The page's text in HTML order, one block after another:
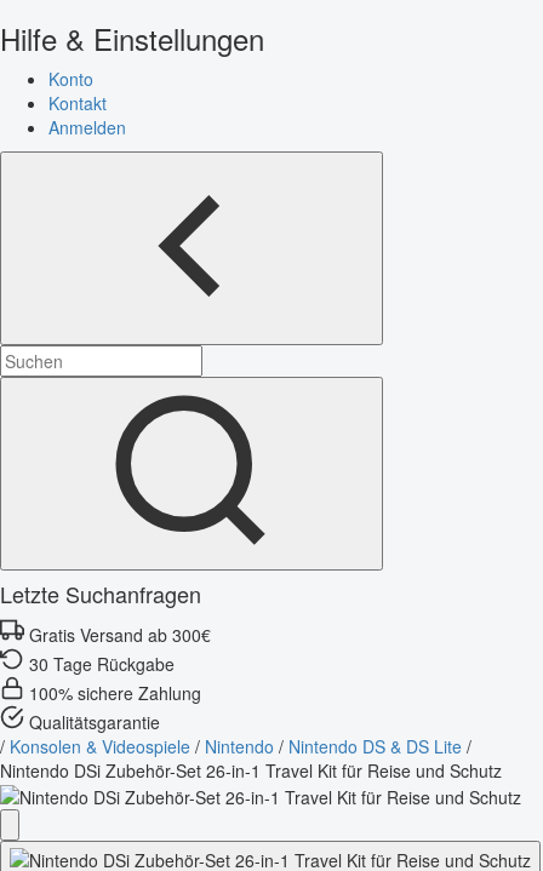
Hilfe & Einstellungen
Konto
Kontakt
Anmelden
Letzte Suchanfragen
Gratis Versand ab 300€
30 Tage Rückgabe
100% sichere Zahlung
Qualitätsgarantie
/ Konsolen & Videospiele / Nintendo / Nintendo DS & DS Lite /
Nintendo DSi Zubehör-Set 26-in-1 Travel Kit für Reise und Schutz